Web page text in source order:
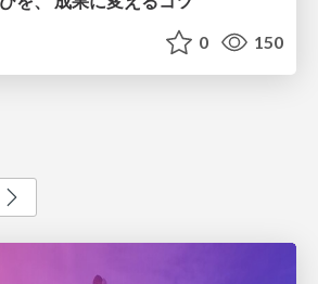
0 150